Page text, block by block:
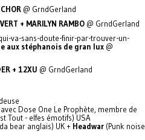
@ GrndGerland
+ MARILYN RAMBO @ GrndGerland
va-sans-doute-finir-par-trouver-un-
aux stéphanois de gran lux @
+ 12XU @ GrndGerland
Dose One Le Prophète, membre de
Tout - elfes émotifs) USA
bear anglais) UK + Headwar (Punk noise